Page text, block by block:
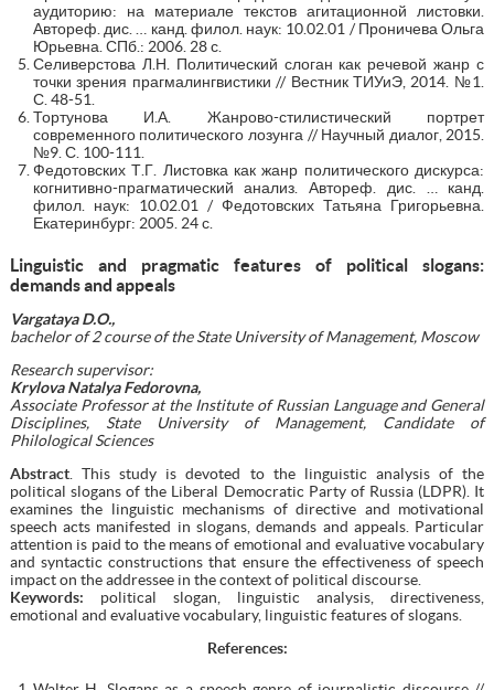
аудиторию: на материале текстов агитационной листовки.
Автореф. дис. … канд. филол. наук: 10.02.01 / Проничева Ольга
Юрьевна. СПб.: 2006. 28 с.
Селиверстова Л.Н. Политический слоган как речевой жанр с
точки зрения прагмалингвистики // Вестник ТИУиЭ, 2014. №1.
С. 48-51.
Тортунова И.А. Жанрово-стилистический портрет
современного политического лозунга // Научный диалог, 2015.
№9. С. 100-111.
Федотовских Т.Г. Листовка как жанр политического дискурса:
когнитивно-прагматический анализ. Автореф. дис. … канд.
филол. наук: 10.02.01 / Федотовских Татьяна Григорьевна.
Екатеринбург: 2005. 24 с.
Linguistic and pragmatic features of political slogans:
demands and appeals
Vargataya D.O.,
bachelor of 2 course of the State University of Management, Moscow
Research supervisor:
Krylova Natalya Fedorovna,
Associate Professor at the Institute of Russian Language and General
Disciplines, State University of Management, Candidate of
Philological Sciences
Abstract. This study is devoted to the linguistic analysis of the
political slogans of the Liberal Democratic Party of Russia (LDPR). It
examines the linguistic mechanisms of directive and motivational
speech acts manifested in slogans, demands and appeals. Particular
attention is paid to the means of emotional and evaluative vocabulary
and syntactic constructions that ensure the effectiveness of speech
impact on the addressee in the context of political discourse.
Keywords: political slogan, linguistic analysis, directiveness,
emotional and evaluative vocabulary, linguistic features of slogans.
References: